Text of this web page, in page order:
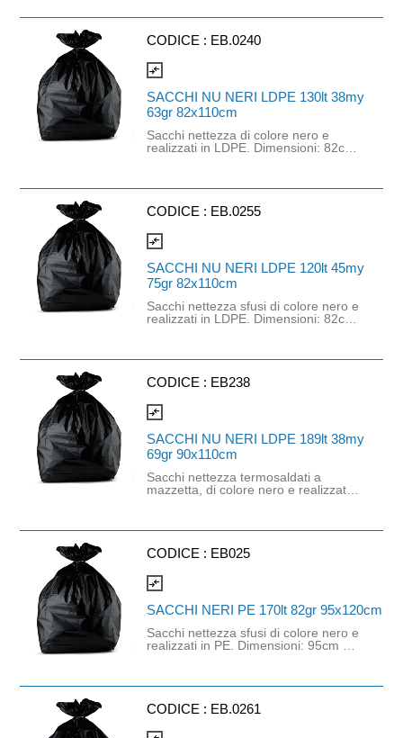
Capacità: 130lt. Grammatura: 48gr.
CODICE : EB.0240
compare_arrows
SACCHI NU NERI LDPE 130lt 38my
63gr 82x110cm
Sacchi nettezza di colore nero e
realizzati in LDPE. Dimensioni: 82cm
CODICE : EB.0255
compare_arrows
SACCHI NU NERI LDPE 120lt 45my
75gr 82x110cm
Sacchi nettezza sfusi di colore nero e
realizzati in LDPE. Dimensioni: 82cm
CODICE : EB238
compare_arrows
SACCHI NU NERI LDPE 189lt 38my
69gr 90x110cm
Sacchi nettezza termosaldati a
mazzetta, di colore nero e realizzati
189lt. Grammatura: 69gr.
CODICE : EB025
compare_arrows
SACCHI NERI PE 170lt 82gr 95x120cm
Sacchi nettezza sfusi di colore nero e
realizzati in PE. Dimensioni: 95cm x
CODICE : EB.0261